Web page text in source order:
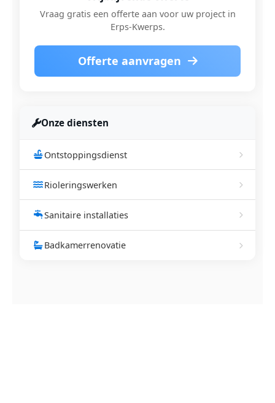
Vraag gratis een offerte aan voor uw project in
Erps-Kwerps.
Offerte aanvragen
Onze diensten
Ontstoppingsdienst
Rioleringswerken
Sanitaire installaties
Badkamerrenovatie